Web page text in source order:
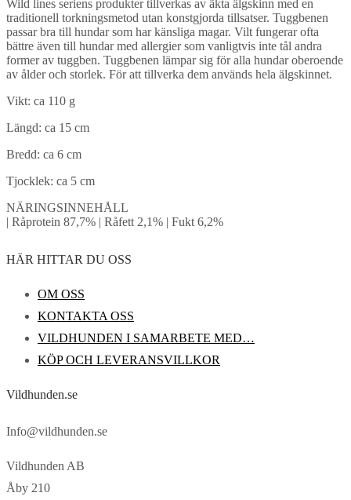
Wild lines seriens produkter tillverkas av äkta älgskinn med en
traditionell torkningsmetod utan konstgjorda tillsatser. Tuggbenen
passar bra till hundar som har känsliga magar. Vilt fungerar ofta
bättre även till hundar med allergier som vanligtvis inte tål andra
former av tuggben. Tuggbenen lämpar sig för alla hundar oberoende
av ålder och storlek. För att tillverka dem används hela älgskinnet.
Vikt: ca 110 g
Längd: ca 15 cm
Bredd: ca 6 cm
Tjocklek: ca 5 cm
NÄRINGSINNEHÅLL
| Råprotein 87,7% | Råfett 2,1% | Fukt 6,2%
HÄR HITTAR DU OSS
OM OSS
KONTAKTA OSS
VILDHUNDEN I SAMARBETE MED…
KÖP OCH LEVERANSVILLKOR
Vildhunden.se
Info@vildhunden.se
Vildhunden AB
Åby 210